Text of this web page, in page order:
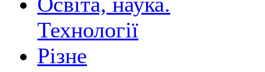
Технології
Різне